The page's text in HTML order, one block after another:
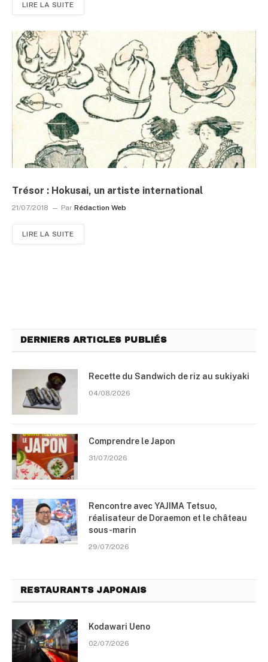
LIRE LA SUITE
Trésor : Hokusai, un artiste international
21/07/2018 Par Rédaction Web
LIRE LA SUITE
DERNIERS ARTICLES PUBLIÉS
Recette du Sandwich de riz au sukiyaki
04/08/2026
Comprendre le Japon
31/07/2026
Rencontre avec YAJIMA Tetsuo,
réalisateur de Doraemon et le château
sous-marin
29/07/2026
RESTAURANTS JAPONAIS
Kodawari Ueno
02/07/2026